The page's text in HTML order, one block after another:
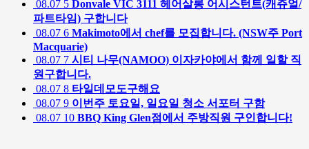
08.07 5 Donvale VIC 3111 헤어살롱 어시스턴트(캐쥬얼/
파트타임) 구합니다
08.07 6 Makimoto에서 chef를 모집합니다. (NSW주 Port
Macquarie)
08.07 7 시티 나무(NAMOO) 이자카야에서 함께 일할 직
원구합니다.
08.07 8 타일데모도구해요
08.07 9 이번주 토요일, 일요일 청소 서포터 구함
08.07 10 BBQ King Glen점에서 주방직원 구인합니다!